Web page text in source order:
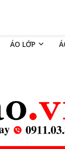
ÁO LỚP